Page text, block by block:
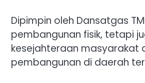
Dipimpin oleh Dansatgas
pembangunan fisik, tetapi
kesejahteraan masyarakat
pembangunan di daerah